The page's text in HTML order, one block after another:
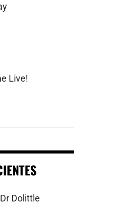
Live!
Dolittle